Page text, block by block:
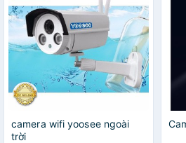
camera wifi yoosee ngoài
trời